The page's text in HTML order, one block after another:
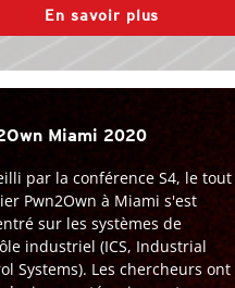
En savoir plus
Miami 2020
par la conférence S4, le tout
Pwn2Own à Miami s'est
sur les systèmes de
industriel (ICS, Industrial
Systems). Les chercheurs ont